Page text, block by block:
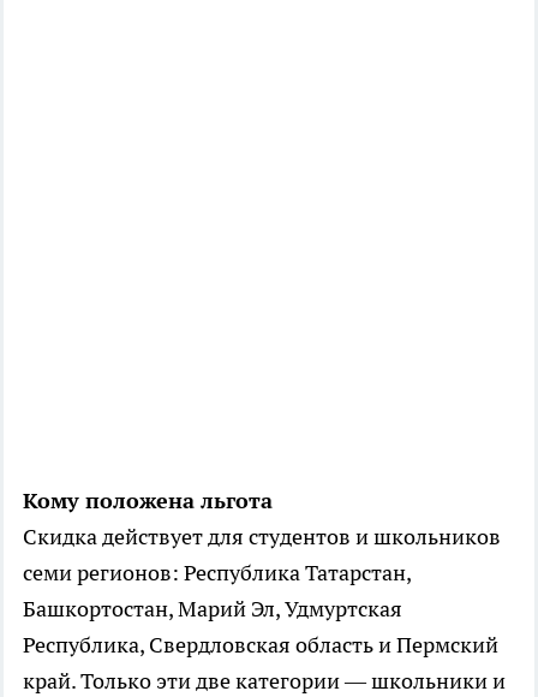
Кому положена льгота
Скидка действует для студентов и школьников
семи регионов: Республика Татарстан,
Башкортостан, Марий Эл, Удмуртская
Республика, Свердловская область и Пермский
край. Только эти две категории — школьники и